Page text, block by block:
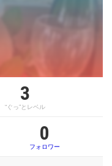
3
“ぐっ”とレベル
0
フォロワー